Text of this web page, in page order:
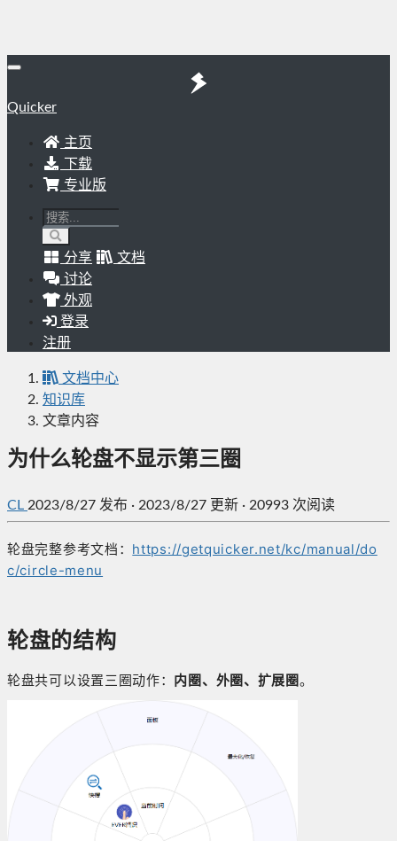
Quicker
主页
下载
专业版
分享
文档
讨论
外观
登录
注册
文档中心
知识库
文章内容
为什么轮盘不显示第三圈
CL 2023/8/27 发布 · 2023/8/27 更新 · 20993 次阅读
轮盘完整参考文档： https://getquicker.net/kc/manual/do
c/circle-menu
轮盘的结构
轮盘共可以设置三圈动作： 内圈、外圈、扩展圈。